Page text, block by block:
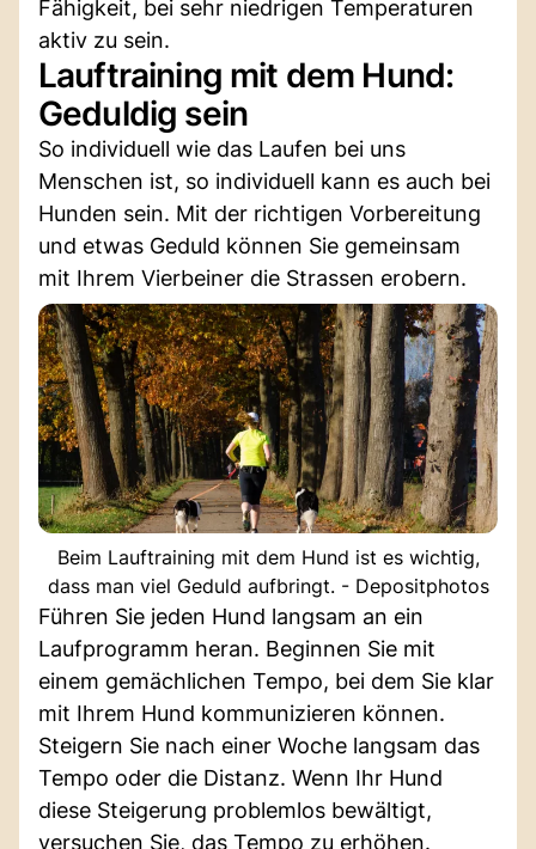
Fähigkeit, bei sehr niedrigen Temperaturen
aktiv zu sein.
Lauftraining mit dem Hund:
Geduldig sein
So individuell wie das Laufen bei uns
Menschen ist, so individuell kann es auch bei
Hunden sein. Mit der richtigen Vorbereitung
und etwas Geduld können Sie gemeinsam
mit Ihrem Vierbeiner die Strassen erobern.
Beim Lauftraining mit dem Hund ist es wichtig,
dass man viel Geduld aufbringt. - Depositphotos
Führen Sie jeden Hund langsam an ein
Laufprogramm heran. Beginnen Sie mit
einem gemächlichen Tempo, bei dem Sie klar
mit Ihrem Hund kommunizieren können.
Steigern Sie nach einer Woche langsam das
Tempo oder die Distanz. Wenn Ihr Hund
diese Steigerung problemlos bewältigt,
versuchen Sie, das Tempo zu erhöhen.